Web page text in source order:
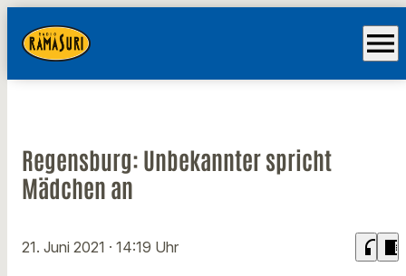
menu
Regensburg: Unbekannter spricht
Mädchen an
21. Juni 2021 · 14:19 Uhr headphones chrome_reader_mode